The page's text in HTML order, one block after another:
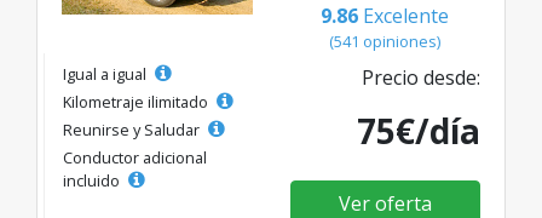
9.86 Excelente
(541 opiniones)
Igual a igual
Kilometraje ilimitado
Reunirse y Saludar
Conductor adicional
incluido
Precio desde:
75€/día
Ver oferta